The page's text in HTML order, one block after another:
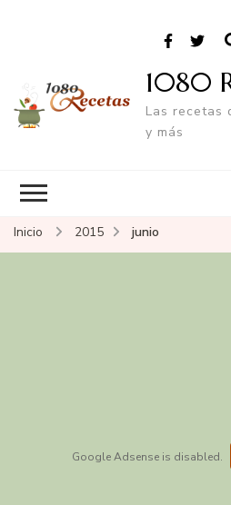
1080
Las recetas
y más
Inicio 2015 junio
Google Adsense is disabled.